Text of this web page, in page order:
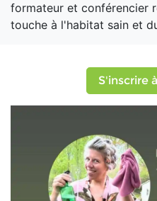
formateur et conférencier
touche à l'habitat sain et
S'inscrire